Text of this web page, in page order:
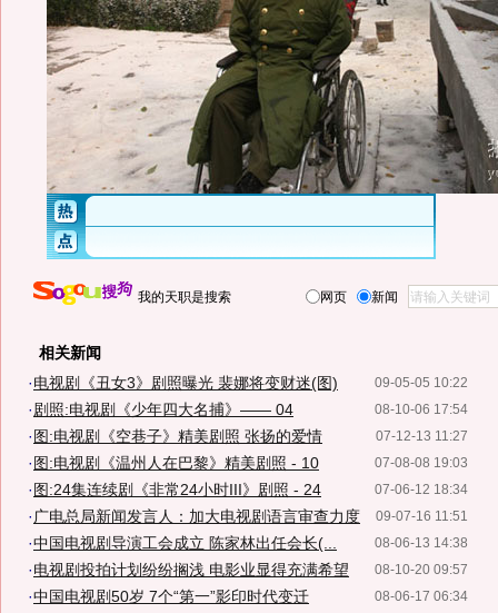
我的天职是搜索 网页 新闻
相关新闻
09-05-05 10:22
·电视剧《丑女3》剧照曝光 裴娜将变财迷(图)
08-10-06 17:54
·剧照:电视剧《少年四大名捕》—— 04
07-12-13 11:27
· 图:电视剧《空巷子》精美剧照 张扬的爱情
07-08-08 19:03
· 图:电视剧《温州人在巴黎》精美剧照 - 10
07-06-12 18:34
· 图:24集连续剧《非常24小时III》剧照 - 24
09-07-16 11:51
· 广电总局新闻发言人：加大电视剧语言审查力度
08-06-13 14:38
·中国电视剧导演工会成立 陈家林出任会长(...
08-10-20 09:57
·电视剧投拍计划纷纷搁浅 电影业显得充满希望
08-06-17 06:34
·中国电视剧50岁 7个“第一”影印时代变迁